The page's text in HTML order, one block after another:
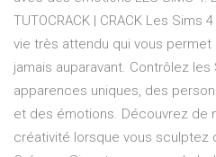
TUTOCRACK | CRACK Les
vie très attendu qui vous
jamais auparavant. Contrôlez
apparences uniques, des
et des émotions. Découvrez de
créativité lorsque vous sculptez